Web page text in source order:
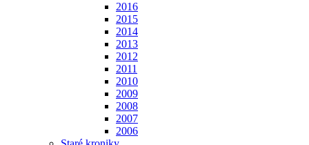
2016
2015
2014
2013
2012
2011
2010
2009
2008
2007
2006